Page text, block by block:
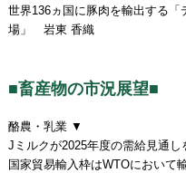
世界136ヵ国に豚肉を輸出する
場」 岩東 香織
■畜産物の市況展望■
酪農・乳業 ▼
Jミルクが2025年度の需給見通し
国家貿易輸入枠はWTOにおいて